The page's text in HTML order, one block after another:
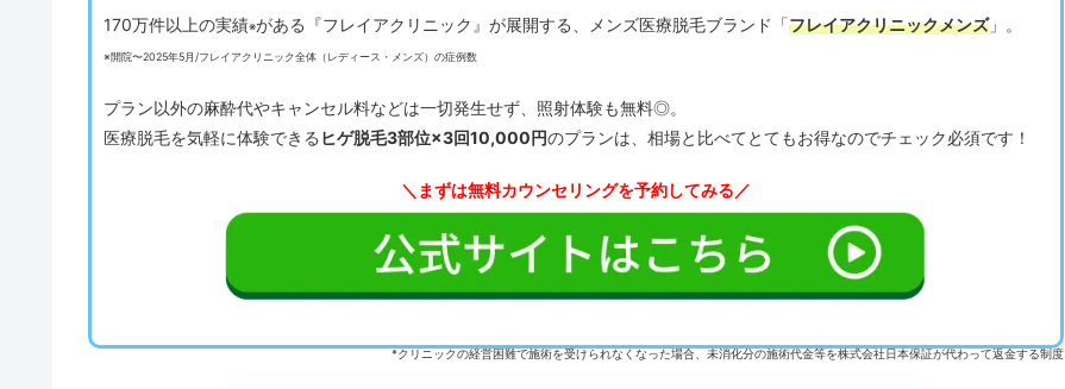
170万件以上の実績※がある『フレイアクリニック』が展開する、メンズ医療脱毛ブランド「フレイアクリニックメンズ」。
※開院〜2025年5月/フレイアクリニック全体（レディース・メンズ）の症例数
プラン以外の麻酔代やキャンセル料などは一切発生せず、照射体験も無料◎。
医療脱毛を気軽に体験できる ヒゲ脱毛3部位×3回10,000円のプランは、相場と比べてとてもお得なのでチェック必須です！
＼まずは無料カウンセリングを予約してみる／
*クリニックの経営困難で施術を受けられなくなった場合、未消化分の施術代金等を株式会社日本保証が代わって返金する制度